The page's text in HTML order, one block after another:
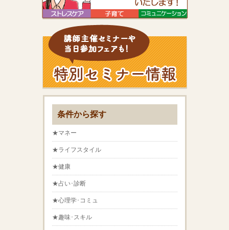
条件から探す
★マネー
★ライフスタイル
★健康
★占い･診断
★心理学･コミュ
★趣味･スキル